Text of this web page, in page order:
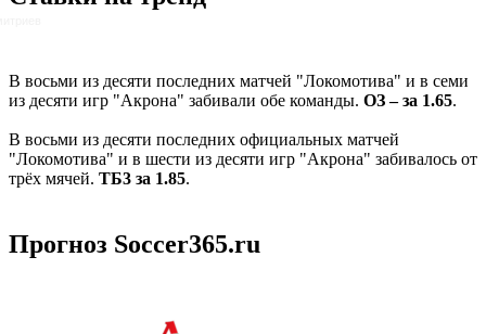
В восьми из десяти последних матчей "Локомотива" и в семи
из десяти игр "Акрона" забивали обе команды. ОЗ – за 1.65.
В восьми из десяти последних официальных матчей
"Локомотива" и в шести из десяти игр "Акрона" забивалось от
трёх мячей. ТБ3 за 1.85.
Прогноз Soccer365.ru